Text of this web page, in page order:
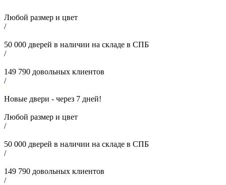
Любой размер и цвет
/
50 000 дверей в наличии на складе в СПБ
/
149 790 довольных клиентов
/
Новые двери - через 7 дней!
Любой размер и цвет
/
50 000 дверей в наличии на складе в СПБ
/
149 790 довольных клиентов
/